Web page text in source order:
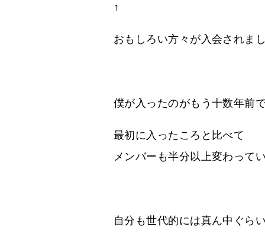
↑
おもしろい方々が入会されまし
僕が入ったのがもう十数年前で
最初に入ったころと比べて
メンバーも半分以上変わってい
自分も世代的には真ん中ぐら